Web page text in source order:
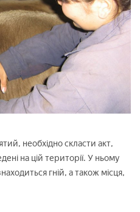
необхідно скласти акт,
на цій території. У ньому
гній, а також місця,